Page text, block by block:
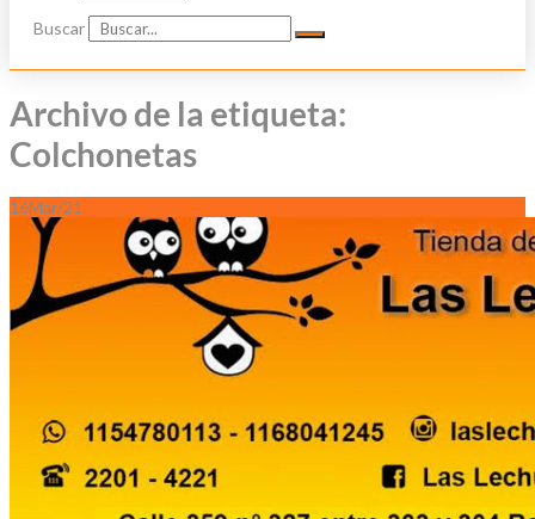
Buscar
Archivo de la etiqueta:
Colchonetas
16Mar/21